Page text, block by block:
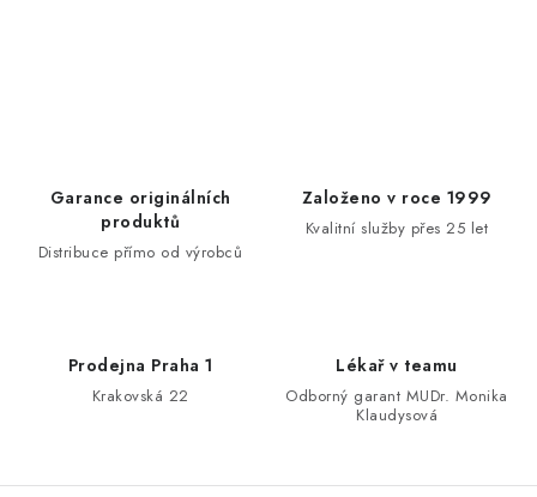
v
Garance originálních
produktů
Distribuce přímo od výrobců
Založeno v roce 1999
Kvalitní služby přes 25 let
Prodejna Praha 1
Krakovská 22
Lékař v teamu
Odborný garant MUDr. Monika
Klaudysová